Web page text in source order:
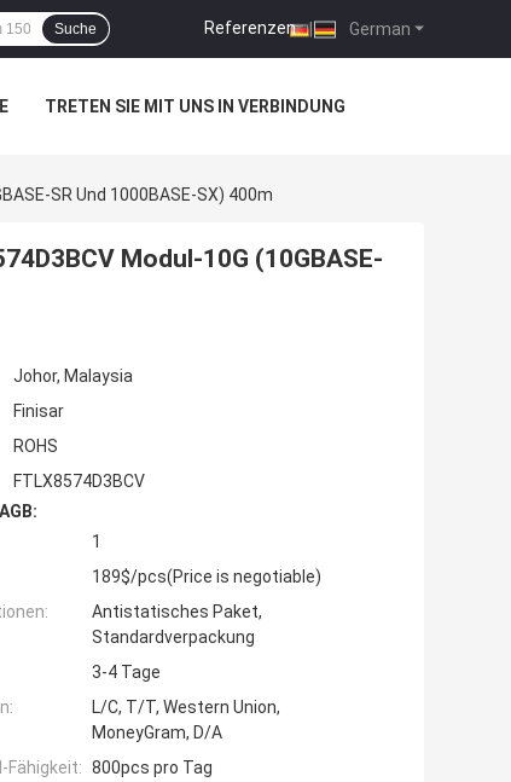
German
Referenzen |
Suche
TRETEN SIE MIT UNS IN VERBINDUNG
SR Und 1000BASE-SX) 400m
Modul-10G (10GBASE-
Johor, Malaysia
Finisar
ROHS
FTLX8574D3BCV
1
189$/pcs(Price is negotiable)
Antistatisches Paket,
Standardverpackung
3-4 Tage
L/C, T/T, Western Union,
MoneyGram, D/A
Fähigkeit: 800pcs pro Tag